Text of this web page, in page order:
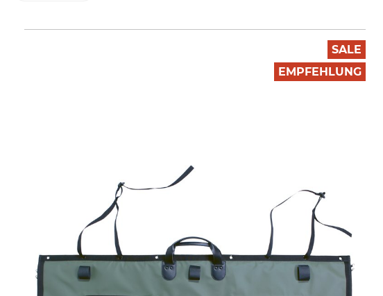
SALE
EMPFEHLUNG